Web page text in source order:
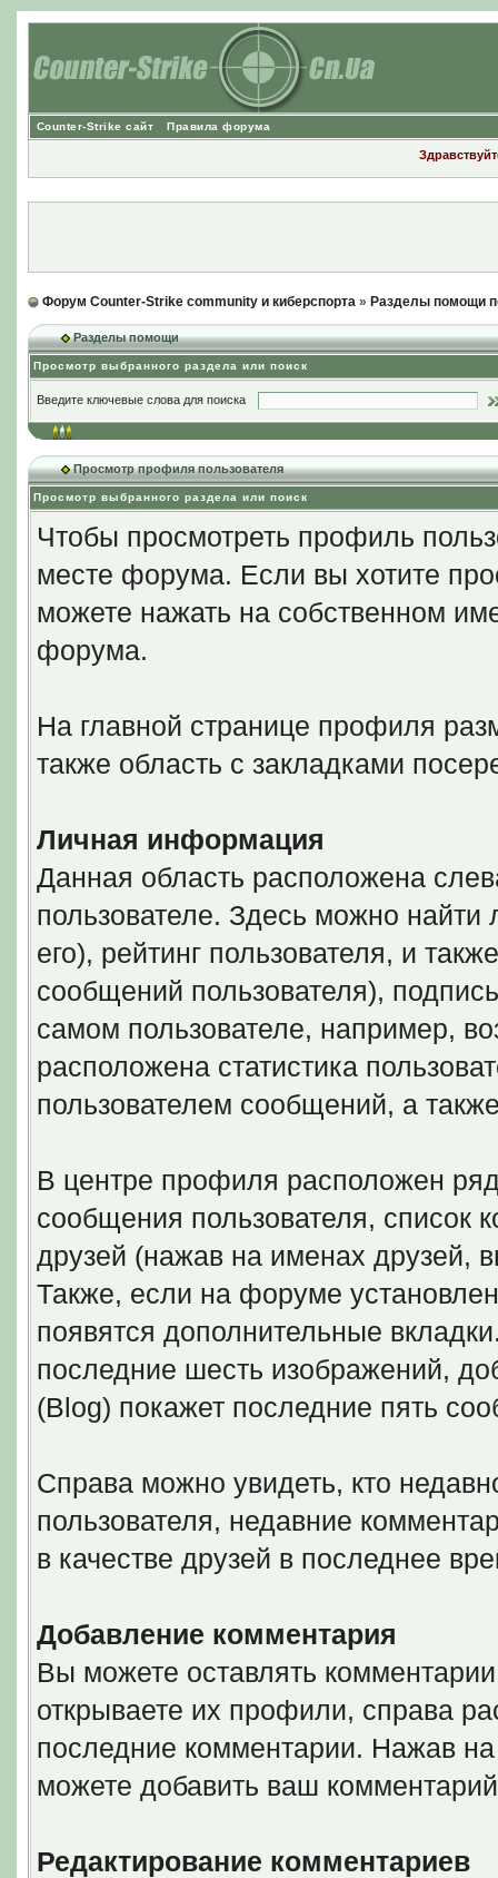
Counter-Strike сайт Правила форума
Форум Counter-Strike community и киберспорта» Разделы помощи
Разделы помощи
Просмотр выбранного раздела или поиск
Введите ключевые слова для поиска
Просмотр профиля пользователя
Просмотр выбранного раздела или поиск
Чтобы просмотреть профиль
месте форума. Если вы хотите
можете нажать на собственном
форума.
На главной странице профиля
также область с закладками
Личная информация
Данная область расположена
пользователе. Здесь можно найти
его), рейтинг пользователя, и
сообщений пользователя),
самом пользователе, например,
расположена статистика
пользователем сообщений, а
В центре профиля расположен
сообщения пользователя, список
друзей (нажав на именах друзей,
Также, если на форуме
появятся дополнительные
последние шесть изображений,
(Blog) покажет последние пять
Справа можно увидеть, кто
пользователя, недавние
в качестве друзей в последнее
Добавление комментария
Вы можете оставлять
открываете их профили, справа
последние комментарии. Нажав
можете добавить ваш
Редактирование комментариев